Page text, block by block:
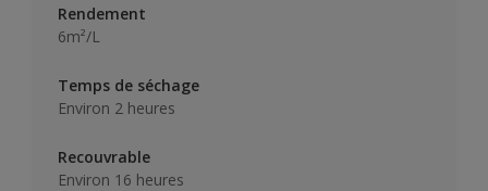
Rendement
6m²/L
Temps de séchage
Environ 2 heures
Recouvrable
Environ 16 heures